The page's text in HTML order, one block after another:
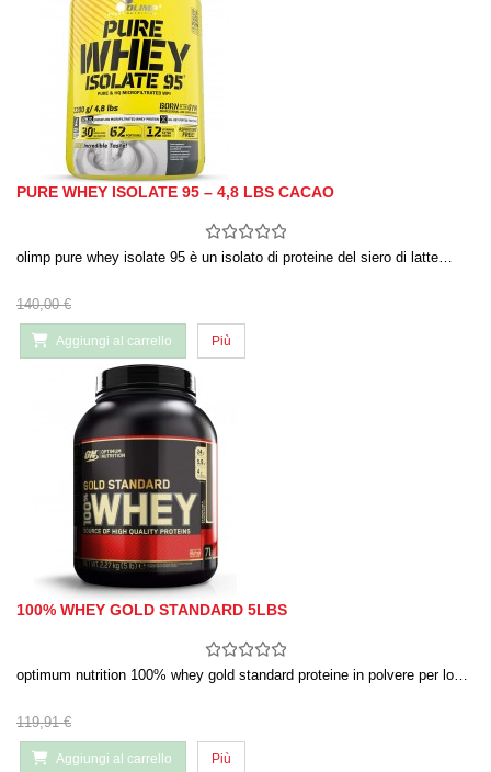
PURE WHEY ISOLATE 95 – 4,8 LBS CACAO
olimp pure whey isolate 95 è un isolato di proteine ​​del siero di latte…
140,00 €
Aggiungi al carrello Più
100% WHEY GOLD STANDARD 5LBS
optimum nutrition 100% whey gold standard proteine in polvere per lo…
119,91 €
Aggiungi al carrello Più